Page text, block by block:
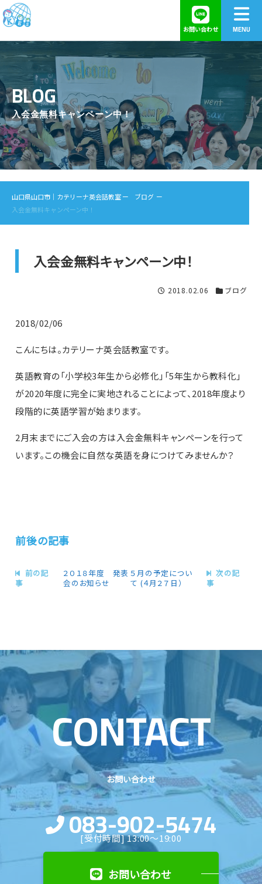
お問い合わせ MENU
BLOG
入会金無料キャンペーン中！
山口県山口市｜カテリーナ英会話教室ー ブログ ー
入会金無料キャンペーン中！
入会金無料キャンペーン中！
2018.02.06 ブログ
2018/02/06
こんにちは。カテリーナ英会話教室です。
英語教育の「小学校3年生から必修化」「5年生から教科化」
が2020年度に完全に実地されることによって、2018年度より
段階的に英語学習が始まります。
2月末までにご入会の方は入会金無料キャンペーンを行って
います。この機会に自然な英語を身につけてみませんか？
前後の記事
前の記
事
２０１８年度 発表
会のお知らせ
次の記
事
５月の予定につい
て (４月２７日）
CONTACT
お問い合わせ
083-902-5474
[受付時間] 13:00〜19:00
お問い合わせ